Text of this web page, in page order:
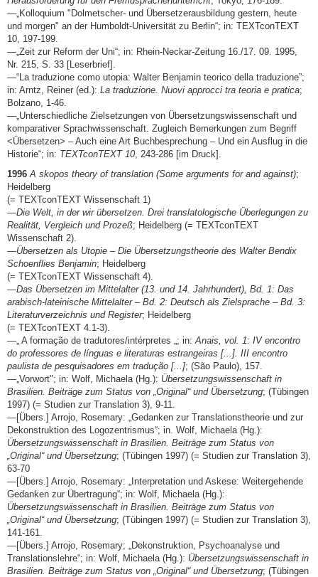
—„Kolloquium "Dolmetscher- und Übersetzerausbildung gestern, heute
und morgen" an der Humboldt-Universität zu Berlin“; in: TEXTconTEXT
10, 197-199.
—„Zeit zur Reform der Uni“; in: Rhein-Neckar-Zeitung 16./17. 09. 1995,
Nr. 215, S. 33 [Leserbrief].
—“La traduzione como utopia: Walter Benjamin teorico della traduzione”;
in: Arntz, Reiner (ed.): La traduzione. Nuovi approcci tra teoria e pratica;
Bolzano, 1-46.
—„Unterschiedliche Zielsetzungen von Übersetzungswissenschaft und
komparativer Sprachwissenschaft. Zugleich Bemerkungen zum Begriff
<Übersetzen> – Auch eine Art Buchbesprechung – Und ein Ausflug in die
Historie“; in: TEXTconTEXT 10 , 243-286 [im Druck].
1996 A skopos theory of translation (Some arguments for and against);
Heidelberg
(= TEXTconTEXT Wissenschaft 1)
—Die Welt, in der wir übersetzen. Drei translatologische Überlegungen zu
Realität, Vergleich und Prozeß; Heidelberg (= TEXTconTEXT
Wissenschaft 2).
—Übersetzen als Utopie – Die Übersetzungstheorie des Walter Bendix
Schoenflies Benjamin; Heidelberg
(= TEXTconTEXT Wissenschaft 4).
—Das Übersetzen im Mittelalter (13. und 14. Jahrhundert), Bd. 1: Das
arabisch-lateinische Mittelalter – Bd. 2: Deutsch als Zielsprache – Bd. 3:
Literaturverzeichnis und Register; Heidelberg
(= TEXTconTEXT 4.1-3).
—„ A formação de tradutores/intérpretes „; in: Anais, vol. 1: IV encontro
do professores de línguas e literaturas estrangeiras [...]. III encontro
paulista de pesquisadores em tradução [...]; (São Paulo), 157.
—„Vorwort"; in: Wolf, Michaela (Hg.): Übersetzungswissenschaft in
Brasilien. Beiträge zum Status von „Original“ und Übersetzung; (Tübingen
1997) (= Studien zur Translation 3), 9-11.
—[Übers.] Arrojo, Rosemary: „Gedanken zur Translationstheorie und zur
Dekonstruktion des Logozentrismus“; in. Wolf, Michaela (Hg.):
Übersetzungswissenschaft in Brasilien. Beiträge zum Status von
„Original“ und Übersetzung; (Tübingen 1997) (= Studien zur Translation 3),
63-70
—[Übers.] Arrojo, Rosemary: „Interpretation und Askese: Weitergehende
Gedanken zur Übertragung“; in: Wolf, Michaela (Hg.):
Übersetzungswissenschaft in Brasilien. Beiträge zum Status von
„Original“ und Übersetzung; (Tübingen 1997) (= Studien zur Translation 3),
141-161.
—[Übers.] Arrojo, Rosemary; „Dekonstruktion, Psychoanalyse und
Translationslehre“; in: Wolf, Michaela (Hg.): Übersetzungswissenschaft in
Brasilien. Beiträge zum Status von „Original“ und Übersetzung; (Tübingen